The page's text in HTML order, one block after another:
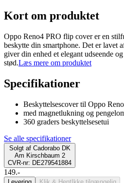
Kort om produktet
Oppo Reno4 PRO flip cover er en
beskytte din smartphone. Det er lavet
giver din enhed et elegant udseende
stød.Læs mere om produktet
Specifikationer
Beskyttelsescover til Oppo
med magnetlukning og
360 graders beskyttelsesetui
Se alle specifikationer
Solgt af Cadorabo DK
Am Kirschbaum 2
CVR-nr: DE279541884
149.-